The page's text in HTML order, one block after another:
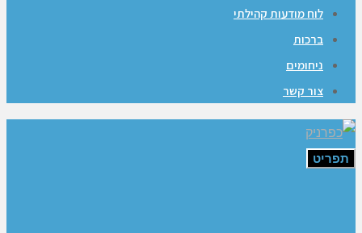
לוח מודעות קהילתי
ברכות
ניחומים
צור קשר
תפריט